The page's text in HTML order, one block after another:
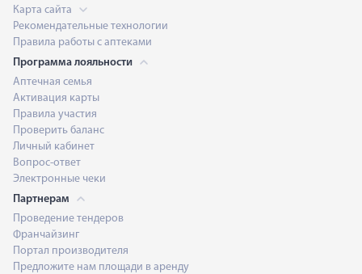
Карта сайта
Рекомендательные технологии
Правила работы с аптеками
Программа лояльности
Аптечная семья
Активация карты
Правила участия
Проверить баланс
Личный кабинет
Вопрос-ответ
Электронные чеки
Партнерам
Проведение тендеров
Франчайзинг
Портал производителя
Предложите нам площади в аренду